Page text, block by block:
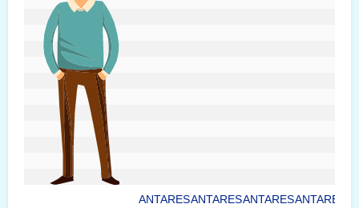
ANTARESANTARESANTARESANTARES